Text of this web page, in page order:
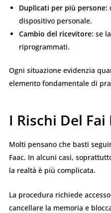
Duplicati per più persone:
dispositivo personale.
Cambio del ricevitore: se
riprogrammati.
Ogni situazione evidenzia
elemento fondamentale di
I Rischi Del Fai
Molti pensano che basti
Faac. In alcuni casi,
la realtà è più complicata.
La procedura richiede
cancellare la memoria e